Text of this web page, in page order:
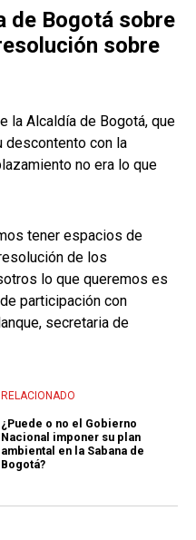
de Bogotá sobre
sobre
la Alcaldía de Bogotá, que
descontento con la
no era lo que
tener espacios de
de los
lo que queremos es
participación con
secretaria de
RELACIONADO
¿Puede o no el Gobierno
Nacional imponer su plan
ambiental en la Sabana de
Bogotá?